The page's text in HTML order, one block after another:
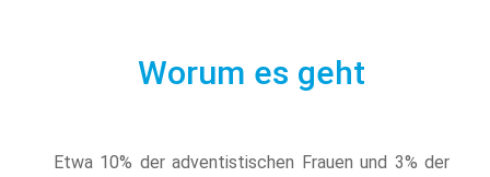
Worum es geht
Etwa 10% der adventistischen Frauen und 3% der